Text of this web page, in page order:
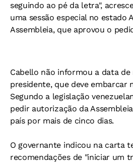
seguindo ao pé da letra",
uma sessão especial no estado
Assembleia, que aprovou o
Cabello não informou a data
presidente, que deve embarcar
Segundo a legislação
pedir autorização da
país por mais de cinco dias.
O governante indicou na carta
recomendações de "iniciar um